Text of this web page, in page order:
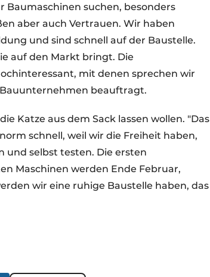
suchen, besonders
aber auch Vertrauen. Wir haben
und sind schnell auf der Baustelle.
auf den Markt bringt. Die
mit denen sprechen wir
beauftragt.
Katze aus dem Sack lassen wollen. "Das
schnell, weil wir die Freiheit haben,
und selbst testen. Die ersten
Maschinen werden Ende Februar,
wir eine ruhige Baustelle haben, das